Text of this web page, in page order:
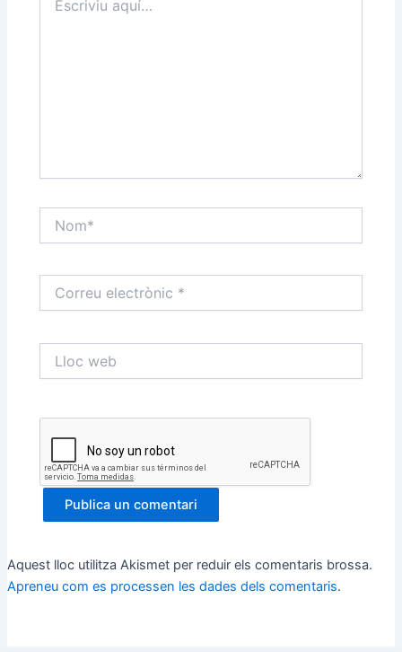
aquí…
electrònic
web
Aquest lloc utilitza Akismet per reduir els comentaris brossa.
Apreneu com es processen les dades dels comentaris.